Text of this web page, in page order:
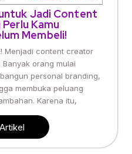
Jadi Content
Kamu
Membeli!
Menjadi content creator
orang mulai
personal branding,
membuka peluang
Karena itu,